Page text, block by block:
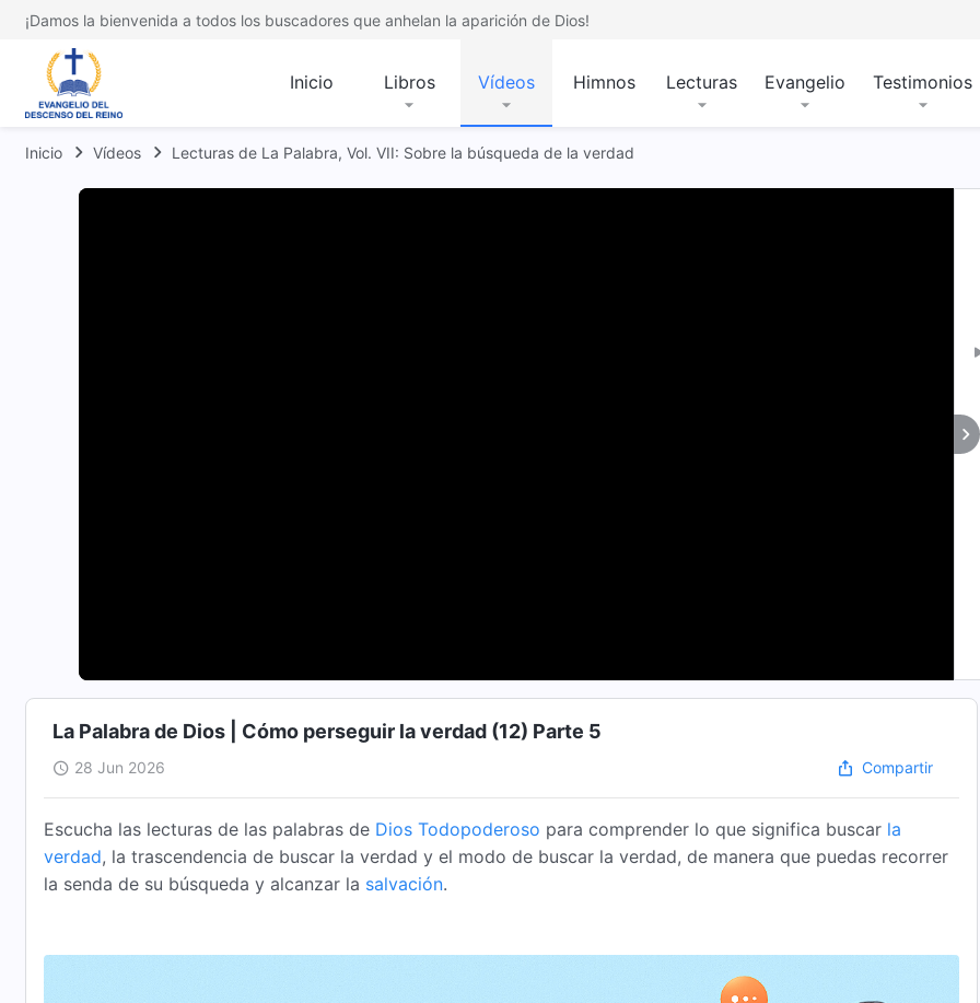
¡Damos la bienvenida a todos los buscadores que anhelan la aparición de Dios!
Inicio Libros Vídeos Himnos Lecturas Evangelio Testimonios
Inicio Vídeos Lecturas de La Palabra, Vol. VII: Sobre la búsqueda de la verdad
La Palabra de Dios | Cómo perseguir la verdad (12) Parte 5
28 Jun 2026 Compartir
Escucha las lecturas de las palabras de Dios Todopoderoso para comprender lo que significa buscar la
verdad, la trascendencia de buscar la verdad y el modo de buscar la verdad, de manera que puedas recorrer
la senda de su búsqueda y alcanzar la salvación.